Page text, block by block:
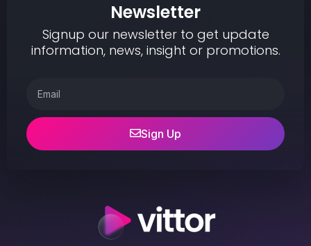
Newsletter
Signup our newsletter to get update
information, news, insight or promotions.
Sign Up